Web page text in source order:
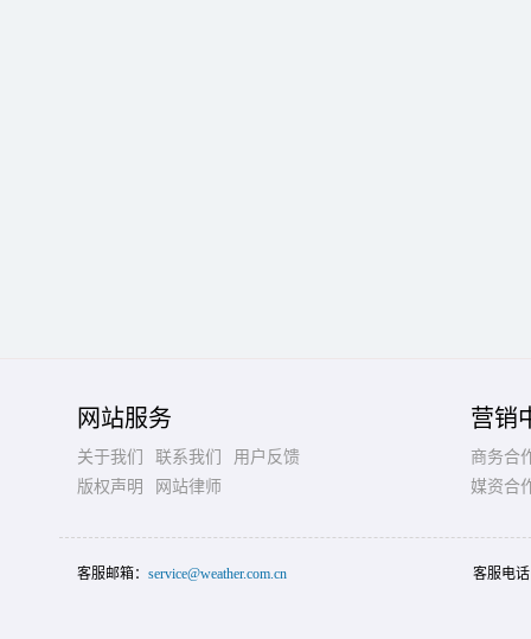
网站服务
关于我们 联系我们
用户反馈
版权声明
网站律师
营销
商务合
媒资合
客服邮箱： service@weather.com.cn 客服电